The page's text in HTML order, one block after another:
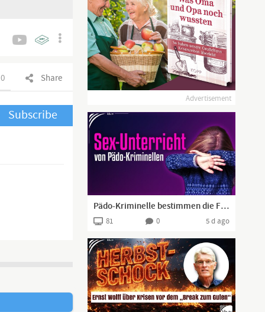
Share
0
Subscribe
nicht so leicht
Advertisement
Pädo-Kriminelle bestimmen die Frühsexualisierung unserer Kinder | www.kla.tv/41929
81 0 5 d ago